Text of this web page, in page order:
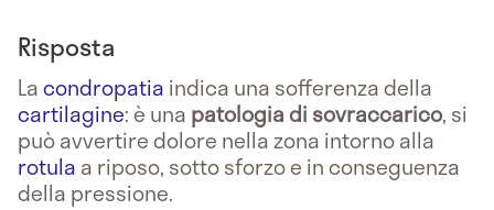
Risposta
Lacondropatia indica una sofferenza della
cartilagine: è una patologia di sovraccarico, si
può avvertire dolore nella zona intorno alla
rotula a riposo, sotto sforzo e in conseguenza
della pressione.